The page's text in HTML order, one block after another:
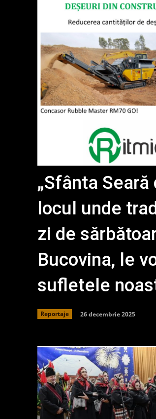
„Sfânta
locul unde
zi de
Bucovina, le
sufletele
Reportaje 26 decembrie 2025